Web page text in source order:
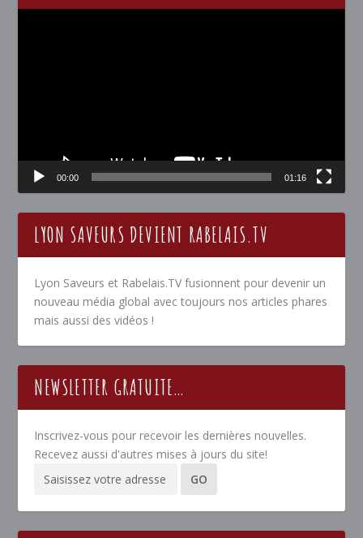
00:00 01:16
LYON SAVEURS DEVIENT RABELAIS.TV
Lyon Saveurs et Rabelais.TV fusionnent pour devenir un
nouveau média global avec toujours nos articles phares
mais aussi des vidéos !
NEWSLETTER GRATUITE…
Inscrivez-vous pour recevoir les dernières nouvelles.
Recevez aussi d'autres mises à jours du site!